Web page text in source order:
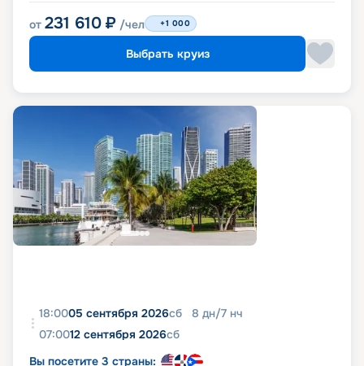
от 231 610 ₽ /чел +1 000
Выбрать круиз
18:0005 сентября 2026сб 8 дн/7 нч
07:0012 сентября 2026сб
Вы посетите 3 страны: